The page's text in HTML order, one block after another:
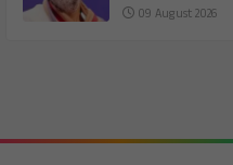
09 August 2026